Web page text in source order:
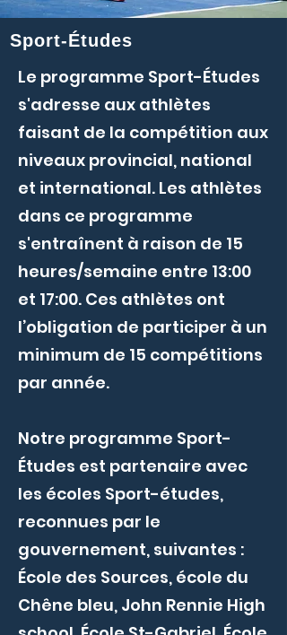
Sport-Études
Le programme Sport-Études
s'adresse aux athlètes
faisant de la compétition aux
niveaux provincial, national
et international. Les athlètes
dans ce programme
s'entraînent à raison de 15
heures/semaine entre 13:00
et 17:00. Ces athlètes ont
l’obligation de participer à un
minimum de 15 compétitions
par année.
Notre programme Sport-
Études est partenaire avec
les écoles Sport-études,
reconnues par le
gouvernement, suivantes :
École des Sources, école du
Chêne bleu, John Rennie High